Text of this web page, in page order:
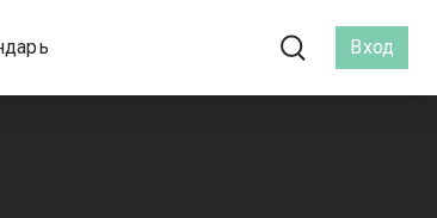
Вход